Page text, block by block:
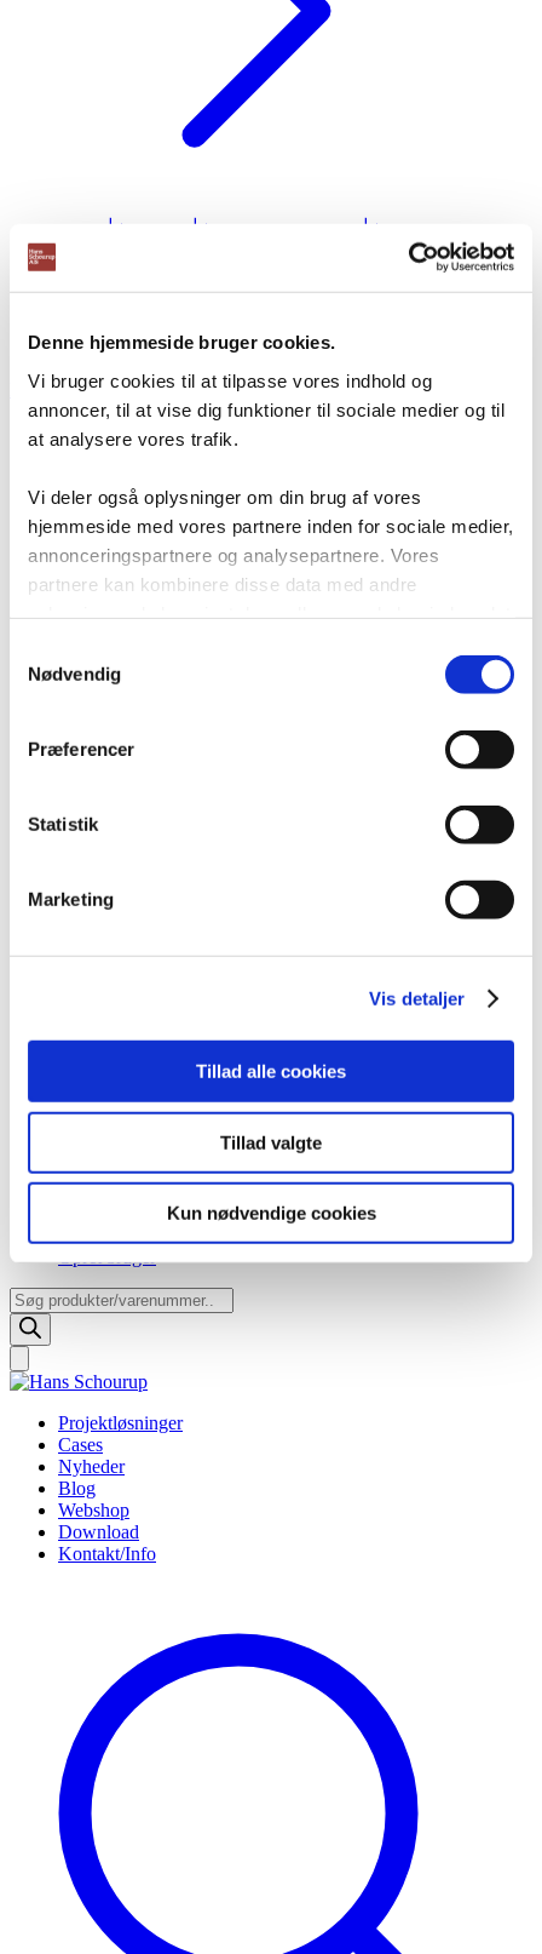
Denne hjemmeside bruger cookies.
Vi bruger cookies til at tilpasse vores indhold og
annoncer, til at vise dig funktioner til sociale medier og til
at analysere vores trafik.
Vi deler også oplysninger om din brug af vores
hjemmeside med vores partnere inden for sociale medier,
annonceringspartnere og analysepartnere. Vores
partnere kan kombinere disse data med andre
Nødvendig
Præferencer
Statistik
Marketing
Vis detaljer
Tillad alle cookies
Tillad valgte
Kun nødvendige cookies
Download brochurer
Testimonials
lagerløsning
Tilfredshedsgaranti
Kontakt
Login
Products
search
Projektløsninger
Cases
Nyheder
Blog
Webshop
Download
Kontakt/Info